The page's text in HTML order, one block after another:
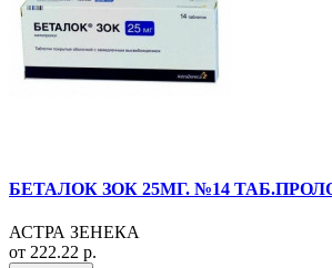
БЕТАЛОК ЗОК 25МГ. №14
АСТРА ЗЕНЕКА
от 222.22 р.